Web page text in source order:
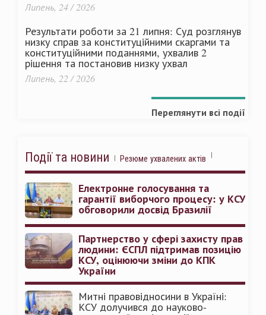
Липень, 24 / 2026
Результати роботи за 21 липня: Суд розглянув
низку справ за конституційними скаргами та
конституційними поданнями, ухвалив 2
рішення та постановив низку ухвал
Липень, 22 / 2026
Переглянути всі події
Події та новини Резюме ухвалених актів
Електронне голосування та
гарантії виборчого процесу: у КСУ
обговорили досвід Бразилії
Партнерство у сфері захисту прав
людини: ЄСПЛ підтримав позицію
КСУ, оцінюючи зміни до КПК
України
Митні правовідносини в Україні:
КСУ долучився до науково-